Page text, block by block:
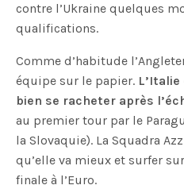
contre l’Ukraine quelques
qualifications.
Comme d’habitude
équipe sur le papier.
bien se racheter après
au premier tour par le
la Slovaquie). La Squadra
qu’elle va mieux et surfer
finale à l’Euro.